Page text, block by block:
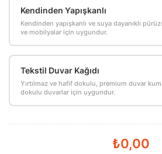
Kendinden Yapışkanlı
Kendinden yapışkanlı ve suya dayanıklı
ve mobilyalar için uygundur.
Tekstil Duvar Kağıdı
Yırtılmaz ve hafif dokulu, premium duvar
dokulu duvarlar için uygundur.
₺0,00